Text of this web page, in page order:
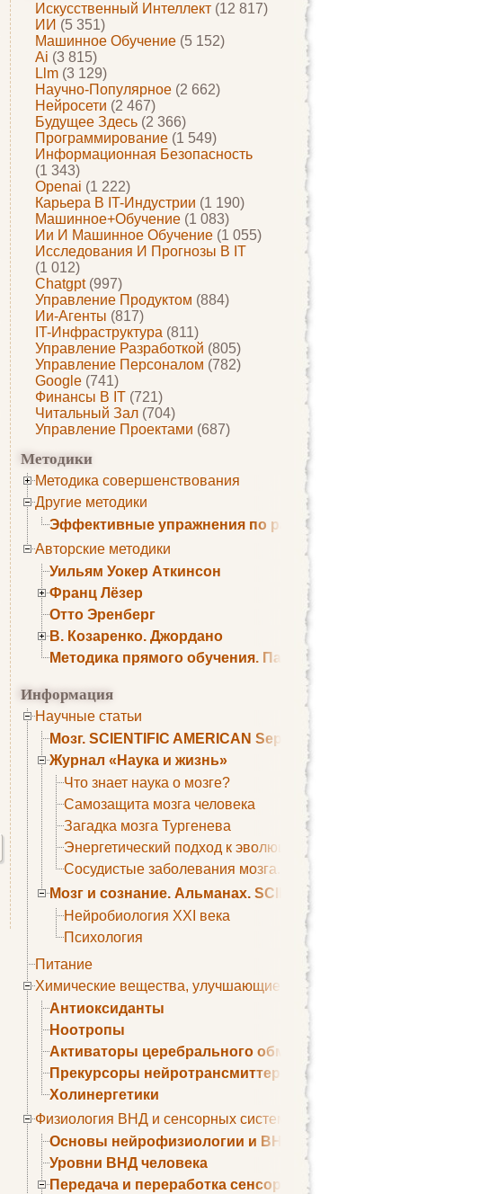
Искусственный Интеллект (12 817)
ИИ (5 351)
Машинное Обучение (5 152)
Ai (3 815)
Llm (3 129)
Научно-Популярное (2 662)
Нейросети (2 467)
Будущее Здесь (2 366)
Программирование (1 549)
Информационная Безопасность
(1 343)
Openai (1 222)
Карьера В IT-Индустрии (1 190)
Машинное+обучение (1 083)
Ии И Машинное Обучение (1 055)
Исследования И Прогнозы В IT
(1 012)
Chatgpt(997)
Управление Продуктом (884)
Ии-Агенты (817)
IT-Инфраструктура (811)
Управление Разработкой (805)
Управление Персоналом (782)
Google (741)
Финансы В IT (721)
Читальный Зал (704)
Управление Проектами (687)
Методики
Методика совершенствования
Другие методики
Эффективные упражнения по развитию памяти
Авторские методики
Уильям Уокер Аткинсон
Франц Лёзер
Отто Эренберг
В. Козаренко. Джордано
Методика прямого обучения. Пауль Шелли
Информация
Научные статьи
Мозг. SCIENTIFIC AMERICAN September 1979
Журнал «Наука и жизнь»
Что знает наука о мозге?
Самозащита мозга человека
Загадка мозга Тургенева
Энергетический подход к эволюции мозга
Сосудистые заболевания мозга. Все может начаться с
Мозг и сознание. Альманах. SCIENTIFIC AMERICAN
Нейробиология XXI века
Психология
Питание
Химические вещества, улучшающие умственные способности
Антиоксиданты
Ноотропы
Активаторы церебрального обмена веществ
Прекурсоры нейротрансмиттеров
Холинергетики
Физиология ВНД и сенсорных систем
Основы нейрофизиологии и ВНД
Уровни ВНД человека
Передача и переработка сенсорных сигналов